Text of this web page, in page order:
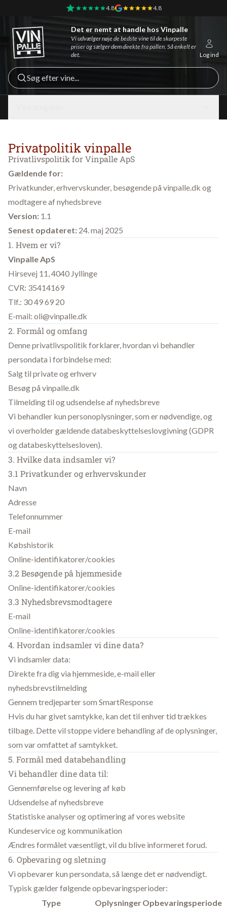
4.8 4.8
Vinpalle - Forside
Log ind
Det er nemt at handle hos Vinpalle
Vi udvælger nøje de bedste vine til de skarpeste
priser og sælger dem direkte fra pallen. Så enkelt er
det.
Søg efter vine...
Privatpolitik vinpalle
Privatlivspolitik for Vinpalle ApS
Gældende for:
Privatkunder, erhvervskunder, besøgende på vinpalle.dk og
modtagere af nyhedsbreve
Version: 1.1
Senest opdateret: 24. maj 2025
1. Hvem er vi?
Vinpalle ApS
Hirsevej 11, 4040 Jyllinge
CVR: 35414169
Tlf.: 30 49 69 20
E-mail: oli@vinpalle.dk
2. Formål og omfang
Denne privatlivspolitik forklarer, hvordan vi behandler
persondata i forbindelse med:
Salg til private og erhverv
Besøg på vinpalle.dk
Tilmelding til og udsendelse af nyhedsbreve
Vi behandler kun personoplysninger, som er nødvendige, og
vi overholder gældende databeskyttelseslovgivning (GDPR
og databeskyttelsesloven).
3. Hvilke data indsamler vi?
3.1 Privatkunder og erhvervskunder
Navn
Adresse
Telefonnummer
E-mail
Købshistorik
Online-identifikatorer/cookies
3.2 Besøgende på hjemmeside
Online-identifikatorer/cookies
3.3 Nyhedsbrevsmodtagere
E-mail
Online-identifikatorer/cookies
4. Hvordan indsamler vi dine data?
Vi indsamler data:
Direkte fra dig via hjemmeside, e-mail eller
nyhedsbrevstilmelding
Gennem tredjeparter som SmartResponse
Hvis du har givet samtykke, kan det til enhver tid trækkes
tilbage. Dette vil stoppe videre behandling af de oplysninger,
som var omfattet af samtykket.
5. Formål med databehandling
Vi behandler dine data til:
Gennemførelse og levering af køb
Udsendelse af nyhedsbreve
Statistiske analyser og optimering af vores website
Kundeservice og kommunikation
Ændres formålet væsentligt, vil du blive informeret forud.
6. Opbevaring og sletning
Vi opbevarer kun persondata, så længe det er nødvendigt.
Typisk gælder følgende opbevaringsperioder:
Type
OplysningerOpbevaringsperiode